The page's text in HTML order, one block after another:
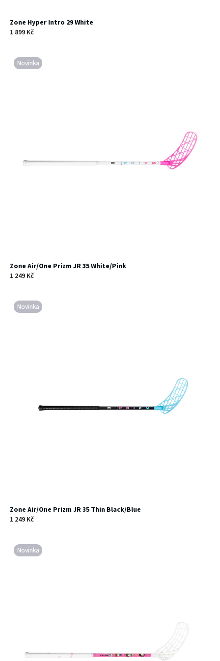
Zone Hyper Intro 29 White
1 899 Kč
Novinka
Zone Air/One Prizm JR 35 White/Pink
1 249 Kč
Novinka
Zone Air/One Prizm JR 35 Thin Black/Blue
1 249 Kč
Novinka